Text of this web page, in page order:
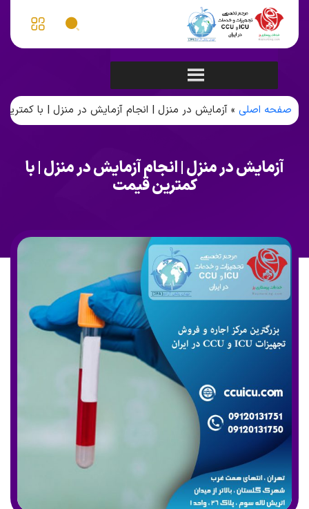
صفحه اصلی » آزمایش در منزل | انجام آزمایش در منزل | با
آزمایش در منزل | انجام آزمایش در منزل | با
کمترین قیمت